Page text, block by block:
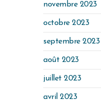
novembre 2023
octobre 2023
septembre 2023
août 2023
juillet 2023
avril 2023